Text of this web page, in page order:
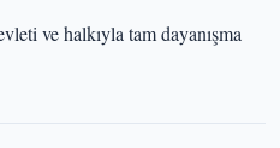
ve halkıyla tam dayanışma